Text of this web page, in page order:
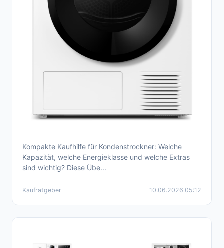
Kondenstrockner: Kaufberatung &
Empfehlungen 2026 – Top-Modelle
Kompakte Kaufhilfe für Kondenstrockner: Welche
Kapazität, welche Energieklasse und welche Extras
sind wichtig? Diese Übe...
Kaufratgeber 10.06.2026 05:12